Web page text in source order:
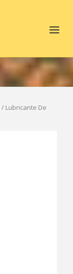
Menú
/ Lubricante De